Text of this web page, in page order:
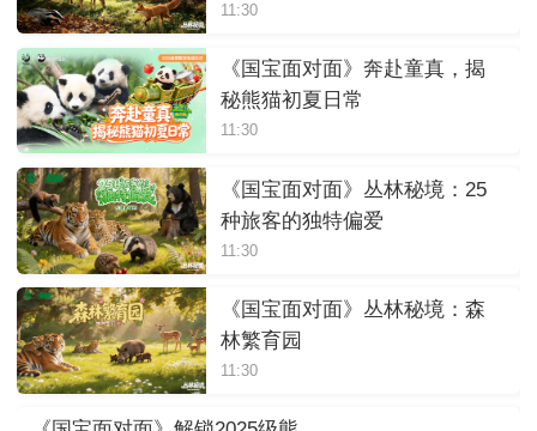
11:30
《国宝面对面》奔赴童真，揭
秘熊猫初夏日常
11:30
《国宝面对面》丛林秘境：25
种旅客的独特偏爱
11:30
《国宝面对面》丛林秘境：森
林繁育园
11:30